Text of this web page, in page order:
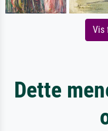
Vis
Dette